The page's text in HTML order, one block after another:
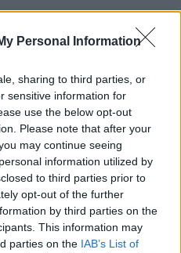
Personal Information
sharing to third parties, or
sensitive information for
use the below opt-out
Please note that after your
may continue seeing
information utilized by
to third parties prior to
opt-out of the further
by third parties on the
This information may
parties on the IAB’s List of